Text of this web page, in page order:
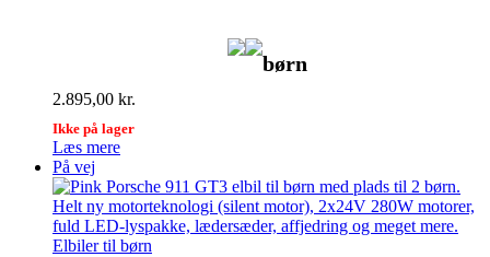
børn
2.895,00 kr.
Ikke på lager
Læs mere
På vej
Elbiler til børn